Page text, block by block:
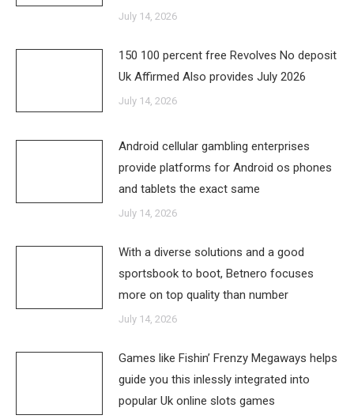
July 14, 2026
150 100 percent free Revolves No deposit
Uk Affirmed Also provides July 2026
July 14, 2026
Android cellular gambling enterprises
provide platforms for Android os phones
and tablets the exact same
July 14, 2026
With a diverse solutions and a good
sportsbook to boot, Betnero focuses
more on top quality than number
July 14, 2026
Games like Fishin’ Frenzy Megaways helps
guide you this inlessly integrated into
popular Uk online slots games